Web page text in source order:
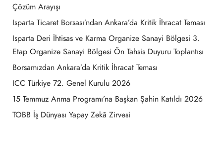
Çözüm Arayışı
Isparta Ticaret Borsası’ndan Ankara’da Kritik İhracat Teması
Isparta Deri İhtisas ve Karma Organize Sanayi Bölgesi 3.
Etap Organize Sanayi Bölgesi Ön Tahsis Duyuru Toplantısı
Borsamızdan Ankara’da Kritik İhracat Teması
ICC Türkiye 72. Genel Kurulu 2026
15 Temmuz Anma Programı’na Başkan Şahin Katıldı 2026
TOBB İş Dünyası Yapay Zekâ Zirvesi